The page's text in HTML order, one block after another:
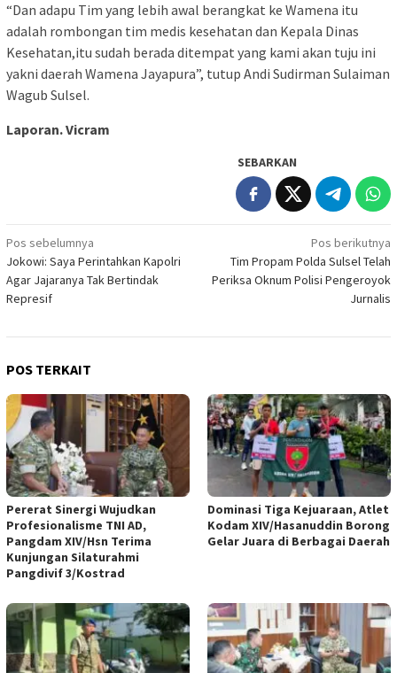
“Dan adapu Tim yang lebih awal berangkat ke Wamena itu
adalah rombongan tim medis kesehatan dan Kepala Dinas
Kesehatan,itu sudah berada ditempat yang kami akan tuju ini
yakni daerah Wamena Jayapura”, tutup Andi Sudirman Sulaiman
Wagub Sulsel.
Laporan. Vicram
SEBARKAN
Navigasi
pos
Pos sebelumnya
Jokowi: Saya Perintahkan Kapolri
Agar Jajaranya Tak Bertindak
Represif
Pos berikutnya
Tim Propam Polda Sulsel Telah
Periksa Oknum Polisi Pengeroyok
Jurnalis
POS TERKAIT
Pererat Sinergi Wujudkan
Profesionalisme TNI AD,
Pangdam XIV/Hsn Terima
Kunjungan Silaturahmi
Pangdivif 3/Kostrad
Dominasi Tiga Kejuaraan, Atlet
Kodam XIV/Hasanuddin Borong
Gelar Juara di Berbagai Daerah